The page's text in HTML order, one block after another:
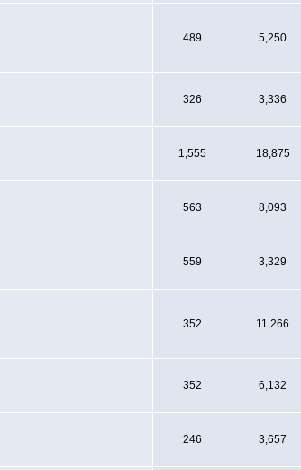
489 5,250
326 3,336
1,555 18,875
563 8,093
559 3,329
352 11,266
352 6,132
246 3,657